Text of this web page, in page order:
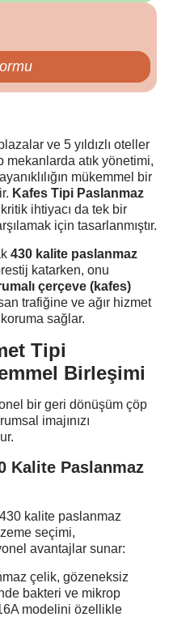
ve 5 yıldızlı oteller
atık yönetimi,
mükemmel bir
Kafes Tipi Paslanmaz
ihtiyacı da tek bir
için tasarlanmıştır.
430 kalite paslanmaz
katarken, onu
çerçeve (kafes)
trafiğine ve ağır hizmet
sağlar.
Tipi
Birleşimi
bir geri dönüşüm çöp
imajınızı
Kalite Paslanmaz
kalite paslanmaz
seçimi,
avantajlar sunar:
çelik, gözeneksiz
bakteri ve mikrop
modelini özellikle